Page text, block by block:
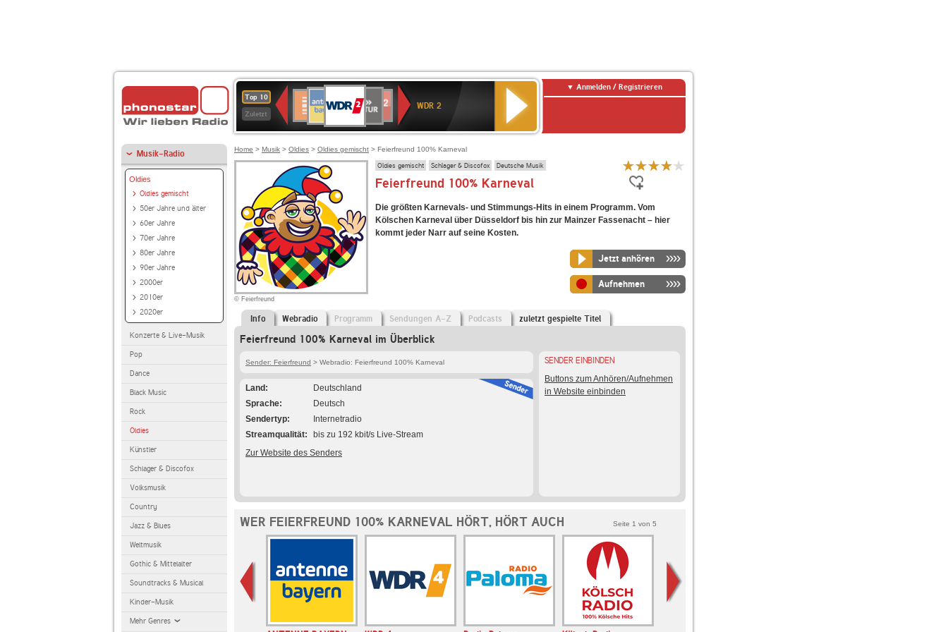
Top 10
Zuletzt
Deutschlandfunk
90er
OLDIE
ANTENNE
4
KLASSIK
Deutschlandfunk
KulturBAYERN
2
Kultur
NDR
2
WDR 2
Anmelden / Registrieren
Musik-Radio
Oldies
Oldies gemischt
50er Jahre und älter
60er Jahre
70er Jahre
80er Jahre
90er Jahre
2000er
2010er
2020er
Konzerte & Live-Musik
Pop
Dance
Black Music
Rock
Oldies
Künstler
Schlager & Discofox
Volksmusik
Country
Jazz & Blues
Weltmusik
Gothic & Mittelalter
Soundtracks & Musical
Kinder-Musik
Mehr Genres
Home > Musik > Oldies > Oldies gemischt > Feierfreund 100% Karneval
© Feierfreund
Oldies gemischt Schlager & Discofox Deutsche Musik
Feierfreund 100% Karneval
Die größten Karnevals- und Stimmungs-Hits in einem Programm. Vom
Kölschen Karneval über Düsseldorf bis hin zur Mainzer Fassenacht – hier
kommt jeder Narr auf seine Kosten.
Jetzt anhören
Aufnehmen
Info Webradio Programm Sendungen A-Z Podcasts zuletzt gespielte Titel
Feierfreund 100% Karneval im Überblick
Sender: Feierfreund > Webradio: Feierfreund 100% Karneval
Land
Deutschland
Sprache
Deutsch
Sendertyp
Internetradio
Streamqualität
bis zu 192 kbit/s Live-Stream
Zur Website des Senders
SENDER EINBINDEN
Buttons zum Anhören/Aufnehmen
in Website einbinden
WER FEIERFREUND 100% KARNEVAL HÖRT, HÖRT AUCH Seite 1 von 5